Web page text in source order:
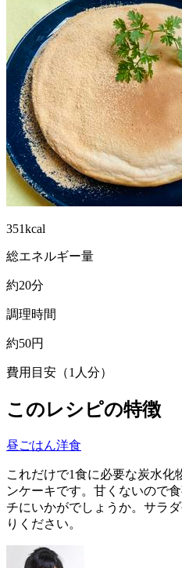
351kcal
総エネルギー量
約20分
調理時間
約50円
費用目安（1人分）
このレシピの特徴
昼ごはん洋食
これだけで1食に必要な炭水化
ンケーキです。甘くないので
チにいかがでしょうか。サラ
りください。